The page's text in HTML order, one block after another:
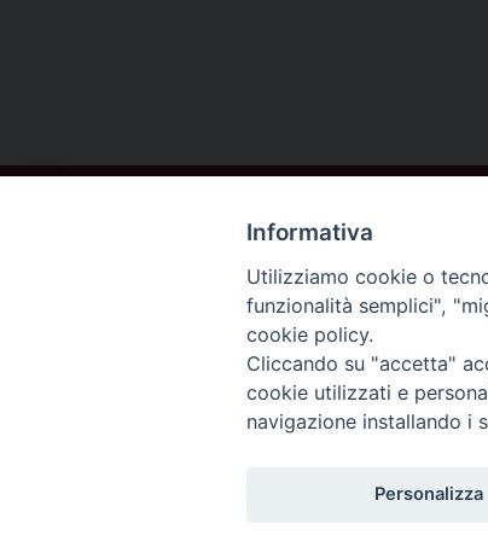
DIOCESI DI
AREZZO
SANSEPOLCRO
Informativa
Utilizziamo cookie o
funzionalità semplici",
cookie policy.
Cliccando su "accetta"
cookie utilizzati e
navigazione installando i
Personalizza